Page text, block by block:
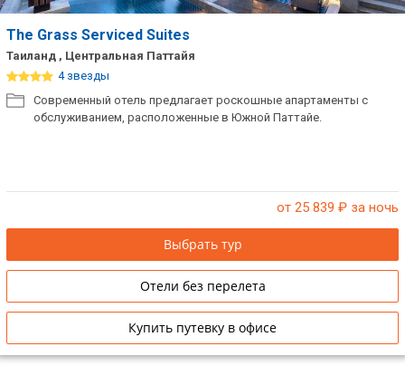
The Grass Serviced Suites
Таиланд , Центральная Паттайя
4 звезды
Современный отель предлагает роскошные апартаменты с
обслуживанием, расположенные в Южной Паттайе.
от 25 839 ₽ за ночь
Выбрать тур
Отели без перелета
Купить путевку в офисе